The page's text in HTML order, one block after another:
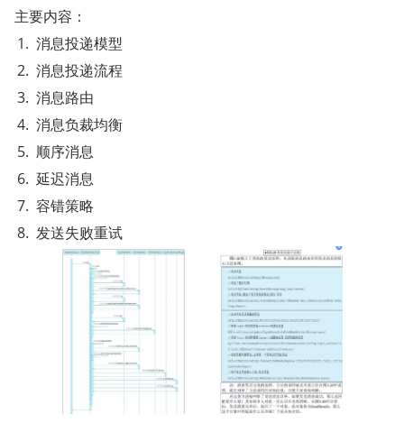
主要内容：
消息投递模型
消息投递流程
消息路由
消息负裁均衡
顺序消息
延迟消息
容错策略
发送失败重试